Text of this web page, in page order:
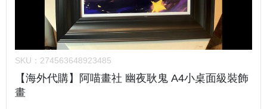
SKU： 274563648923485
【海外代購】阿喵畫社 幽夜耿鬼 A4小桌面級裝飾
畫